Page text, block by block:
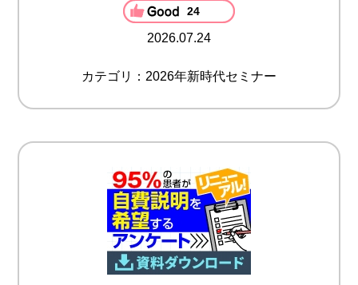
24
2026.07.24
カテゴリ：2026年新時代セミナー